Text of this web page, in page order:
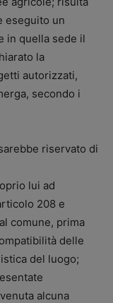
eseguito un
in quella sede il
la
autorizzati,
secondo i
riservato di
lui ad
208 e
comune, prima
delle
del luogo;
alcuna